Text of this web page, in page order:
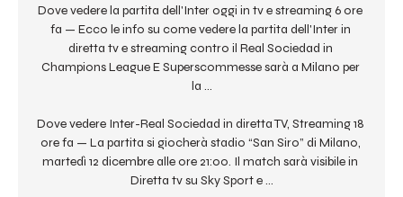
Dove vedere la partita dell'Inter oggi in tv e streaming 6 ore
fa — Ecco le info su come vedere la partita dell'Inter in
diretta tv e streaming contro il Real Sociedad in
Champions League E Superscommesse sarà a Milano per
la ...
Dove vedere Inter-Real Sociedad in diretta TV, Streaming 18
ore fa — La partita si giocherà stadio “San Siro” di Milano,
martedì 12 dicembre alle ore 21:00. Il match sarà visibile in
Diretta tv su Sky Sport e ...